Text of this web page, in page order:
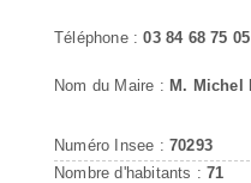
Téléphone :03 84 68 75 05
Nom du Maire : M. Michel
Numéro Insee : 70293
Nombre d'habitants :71